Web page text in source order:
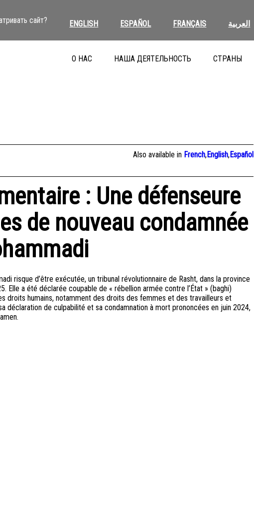
сайт? ENGLISH ESPAÑOL FRANÇAIS العربية
О НАС НАША ДЕЯТЕЛЬНОСТЬ СТРАНЫ
Also available in French,English,Español
: Une défenseure
de nouveau condamnée
risque d’être exécutée, un tribunal révolutionnaire de Rasht, dans la province
Elle a été déclarée coupable de « rébellion armée contre l’État » (baghi)
droits humains, notamment des droits des femmes et des travailleurs et
déclaration de culpabilité et sa condamnation à mort prononcées en juin 2024,